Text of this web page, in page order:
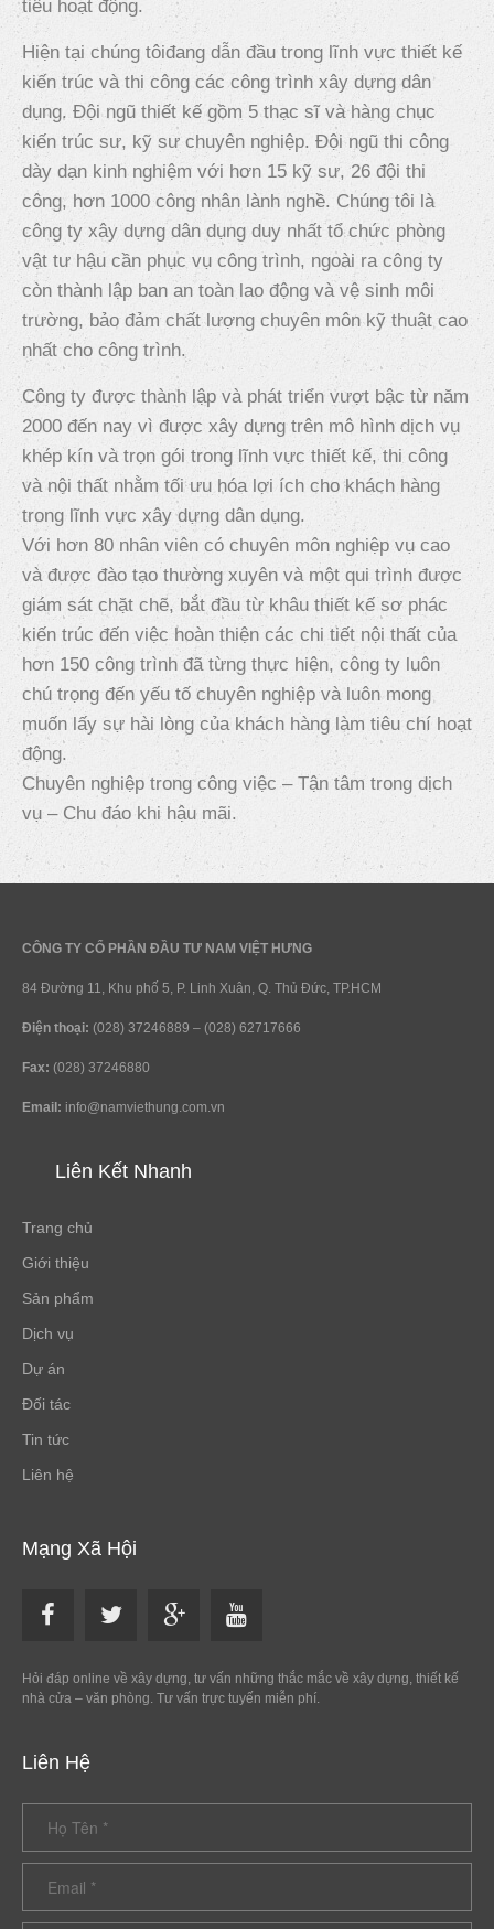
tiêu hoạt động.
Hiện tại chúng tôiđang dẫn đầu trong lĩnh vực thiết kế
kiến trúc và thi công các công trình xây dựng dân
dụng. Đội ngũ thiết kế gồm 5 thạc sĩ và hàng chục
kiến trúc sư, kỹ sư chuyên nghiệp. Đội ngũ thi công
dày dạn kinh nghiệm với hơn 15 kỹ sư, 26 đội thi
công, hơn 1000 công nhân lành nghề. Chúng tôi là
công ty xây dựng dân dụng duy nhất tổ chức phòng
vật tư hậu cần phục vụ công trình, ngoài ra công ty
còn thành lập ban an toàn lao động và vệ sinh môi
trường, bảo đảm chất lượng chuyên môn kỹ thuật cao
nhất cho công trình.
Công ty được thành lập và phát triển vượt bậc từ năm
2000 đến nay vì được xây dựng trên mô hình dịch vụ
khép kín và trọn gói trong lĩnh vực thiết kế, thi công
và nội thất nhằm tối ưu hóa lợi ích cho khách hàng
trong lĩnh vực xây dựng dân dụng.
Với hơn 80 nhân viên có chuyên môn nghiệp vụ cao
và được đào tạo thường xuyên và một qui trình được
giám sát chặt chẽ, bắt đầu từ khâu thiết kế sơ phác
kiến trúc đến việc hoàn thiện các chi tiết nội thất của
hơn 150 công trình đã từng thực hiện, công ty luôn
chú trọng đến yếu tố chuyên nghiệp và luôn mong
muốn lấy sự hài lòng của khách hàng làm tiêu chí hoạt
động.
Chuyên nghiệp trong công việc – Tận tâm trong dịch
vụ – Chu đáo khi hậu mãi.
CÔNG TY CỔ PHẦN ĐẦU TƯ NAM VIỆT HƯNG
84 Đường 11, Khu phố 5, P. Linh Xuân, Q. Thủ Đức, TP.HCM
Điện thoại: (028) 37246889 – (028) 62717666
Fax: (028) 37246880
Email: info@namviethung.com.vn
Liên Kết Nhanh
Trang chủ
Giới thiệu
Sản phẩm
Dịch vụ
Dự án
Đối tác
Tin tức
Liên hệ
Mạng Xã Hội
Hỏi đáp online về xây dựng, tư vấn những thắc mắc về xây dựng, thiết kế
nhà cửa – văn phòng. Tư vấn trực tuyến miễn phí.
Liên Hệ